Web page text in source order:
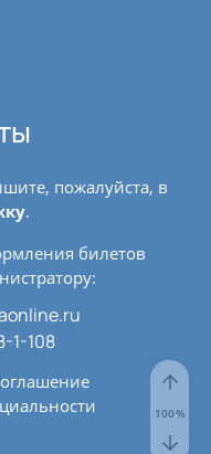
пожалуйста, в
.
билетов
1-108